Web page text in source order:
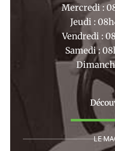
Mercredi :
Jeudi :
Vendredi :
Samedi :
LE